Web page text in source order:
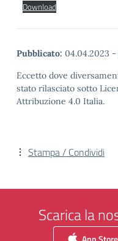
Download
Pubblicato: 04.04.2023 -
Eccetto dove
stato rilasciato sotto
Attribuzione 4.0 Italia.
Stampa / Condividi
Scarica la